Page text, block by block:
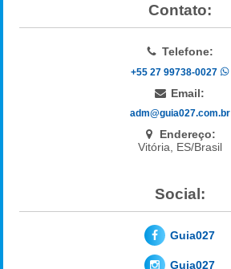
Contato:
Telefone:
+55 27 99738-0027
Email:
adm@guia027.com.br
Endereço:
Vitória, ES/Brasil
Social:
Guia027
Guia027